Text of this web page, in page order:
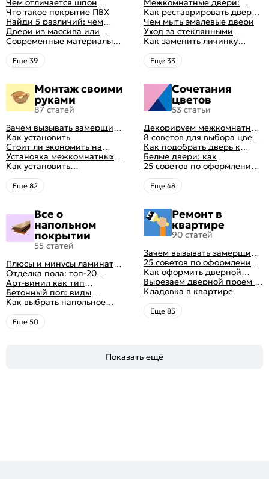
Чем отличается шпон
натуральный от шпона
файн-лайн
Что такое покрытие ПВХ
Найди 5 различий: чем
отличаются двери пвх от
ламинированных
Двери из массива или
шпона: какие лучше
выбрать
Современные материалы
межкомнатных дверей,
виды межкомнатных
дверей по материалу
Eще 39
Межкомнатные двери:
правила ухода
Как реставрировать дверь в
домашних условиях
Чем мыть эмалевые двери
Уход за стеклянными
дверями
Как заменить личинку
замка самостоятельно
Eще 33
Монтаж своими
руками
87 статей
Зачем вызывать замерщика
для установки дверей
Как установить
межкомнатную дверь
самостоятельно: советы
профессионала
Стоит ли экономить на
установке дверей
Установка межкомнатных
дверей своими руками:
правила монтажа,
инструкция и полезные
советы
Как установить
металлические двери в
квартире
Eще 82
Сочетания
цветов
53 статьи
Декорируем межкомнатные
двери в стиле винтаж
своими руками (с
оригинальными фото-
идеями)
8 советов для выбора цвета
межкомнатных дверей
Как подобрать дверь к
интерьеру квартиры
Белые двери: как
гармонично вписать их в
интерьер
25 советов по оформлению
дверного проема без двери
+ 50 фото
Eще 48
Все о
напольном
покрытии
55 статей
Плюсы и минусы ламината:
как выбрать качественное
напольное покрытие
Отделка пола: топ-20
вариантов напольных
покрытий
Арт-винил как тип
напольного покрытия
Бетонный пол: виды
конструкций и технология
заливки
Как выбрать напольное
покрытие: плюсы и минусы
всех вариантов на
современном рынке
Eще 50
Ремонт в
квартире
90 статей
Зачем вызывать замерщика
для установки дверей
25 советов по оформлению
дверного проема без двери
+ 50 фото
Как оформить дверной
проем без двери
Вырезаем дверной проем в
различных материалах
стены
Кладовка в квартире
Eще 85
Показать ещё